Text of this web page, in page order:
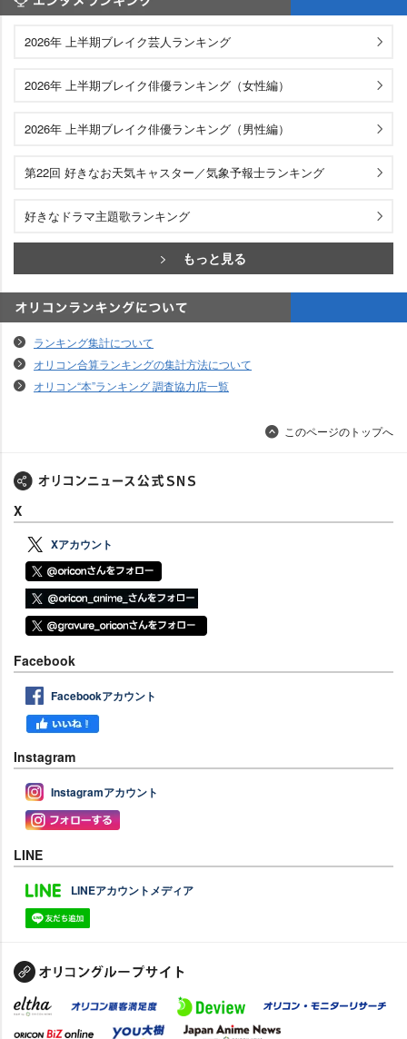
2026年 上半期ブレイク芸人ランキング
2026年 上半期ブレイク俳優ランキング（女性編）
2026年 上半期ブレイク俳優ランキング（男性編）
第22回 好きなお天気キャスター／気象予報士ランキング
好きなドラマ主題歌ランキング
もっと見る
ランキング集計について
オリコン合算ランキングの集計方法について
オリコン“本”ランキング 調査協力店一覧
このページのトップへ
X
Xアカウント
Facebook
Facebookアカウント
Instagram
Instagramアカウント
LINE
LINEアカウントメディア